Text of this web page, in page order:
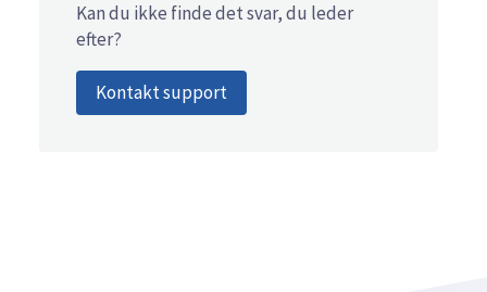
Kan du ikke finde det svar, du leder
efter?
Kontakt support